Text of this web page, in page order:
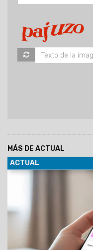
MÁS DE ACTUAL
ACTUAL
Sin
comitente para la
automáticamente del
personas usuarias de
de Personal, tendrán
vender dólar MEP